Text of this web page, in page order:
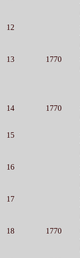
12
13
1770
14 1770
15
16
17
18
1770